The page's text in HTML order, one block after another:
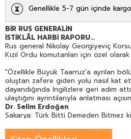
Genellikle 5-7 gün içinde
BİR RUS GENERALİN
İSTİKLÂL HARBİ RAPORU...
Rus general Nikolay Georgiyeviç
Kızıl Ordu komutanları için özel
"Özellikle Büyük Taarruz'a ayrılan
oluştan zafere giden yolu nasıl kat
dayandığında İngilizlere geri adım
ulaştığını ayrıntılarıyla anlatması
Dr. Selim Erdoğan
Sakarya: Türk Bitti Demeden Bitmez
İlk kez 1940 yılında SSCB'de basılan